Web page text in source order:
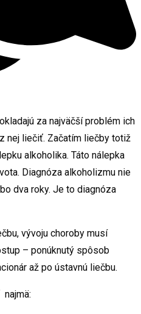
za najväčší problém ich
nej liečiť. Začatím liečby totiž
alkoholika. Táto nálepka
Diagnóza alkoholizmu nie
dva roky. Je to diagnóza
vývoju choroby musí
– ponúknutý spôsob
až po ústavnú liečbu.